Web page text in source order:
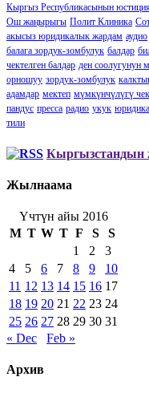
Кыргыз Республикасынын
Ош жаңырыгы Полит Клиника
акысыз юридикалык жардам аудио
балага зордук-зомбулук балдар
чектелген балдар ден соолугунун
орношуу зордук-зомбулук
адамдар мектеп мүмкүнчүлүгү
пандус пресса радио укук
тили
Жылнаама
Үчтүн айы 2016
M T W T F S
S
1
2
3
4
5 6 7 8 9
10
11 12 13 14 15 16 17
18 19 20 21 22 23 24
25 26 27 28 29 30 31
« Dec
Feb »
Архив